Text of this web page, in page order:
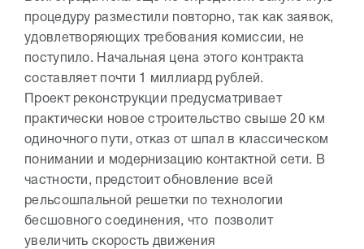
процедуру разместили повторно, так как заявок,
удовлетворяющих требования комиссии, не
поступило. Начальная цена этого контракта
составляет почти 1 миллиард рублей.
Проект реконструкции предусматривает
практически новое строительство свыше 20 км
одиночного пути, отказ от шпал в классическом
понимании и модернизацию контактной сети. В
частности, предстоит обновление всей
рельсошпальной решетки по технологии
бесшовного соединения, что позволит
увеличить скорость движения